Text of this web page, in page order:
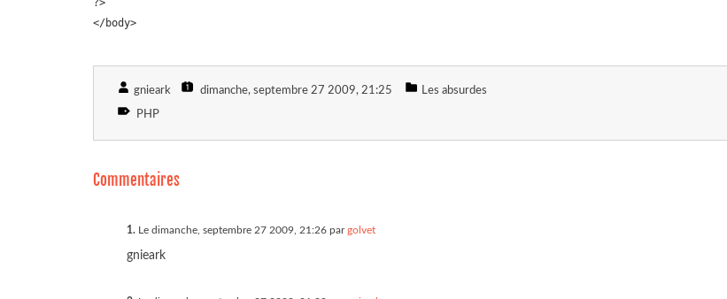
</body>
gnieark dimanche, septembre 27 2009, 21:25 Les absurdes
PHP
Commentaires
1. Le dimanche, septembre 27 2009, 21:26 pargolvet
gnieark